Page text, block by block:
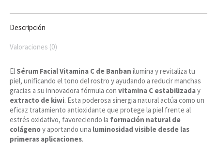
Descripción
Valoraciones (0)
El Sérum Facial Vitamina C de Banban ilumina y revitaliza tu
piel, unificando el tono del rostro y ayudando a reducir manchas
gracias a su innovadora fórmula con vitamina C estabilizaday
extracto de kiwi. Esta poderosa sinergia natural actúa como un
eficaz tratamiento antioxidante que protege la piel frente al
estrés oxidativo, favoreciendo la formación natural de
colágenoy aportando una luminosidad visible desde las
primeras aplicaciones.